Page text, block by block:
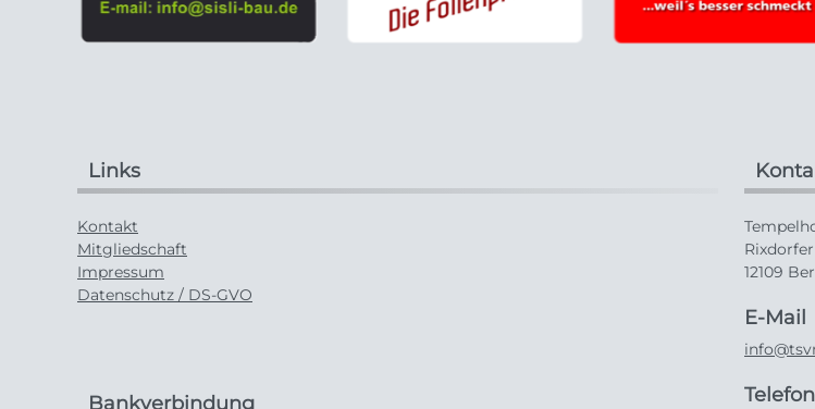
Links
Kontakt
Mitgliedschaft
Impressum
Datenschutz / DS-GVO
Bankverbindung
12109
E-Mail
Telefon